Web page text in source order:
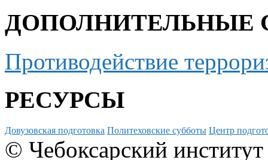
ДОПОЛНИТЕЛЬНЫЕ
Противодействие
РЕСУРСЫ
Довузовская подготовка Политеховские субботы Центр
© Чебоксарский